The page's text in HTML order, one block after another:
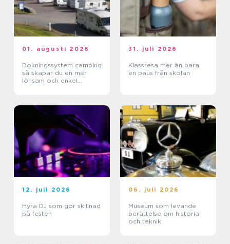
01. augusti 2026
Bokningssystem camping
så skapar du en mer
lönsam och enkel
31. juli 2026
Klassresa mer än bara
en paus från skolan
12. juli 2026
Hyra DJ som gör skillnad
på festen
06. juli 2026
Museum som levande
berättelse om historia
och teknik